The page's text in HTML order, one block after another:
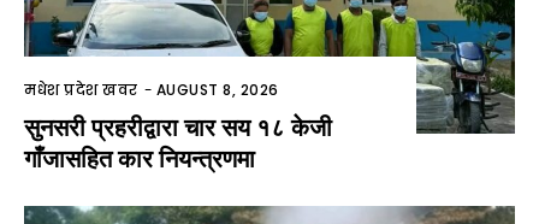
मधेश प्रदेश खवर - AUGUST 8, 2026
सुनसरी प्रहरीद्वारा चार सय १८ केजी
गाँजासहित कार नियन्त्रणमा